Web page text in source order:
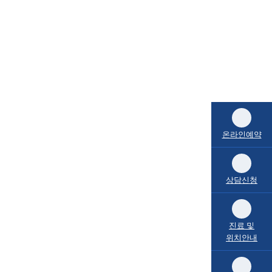
온라인예약
상담신청
진료 및
위치안내